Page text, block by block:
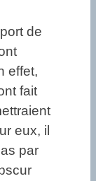
de
effet,
fait
eux, il
par